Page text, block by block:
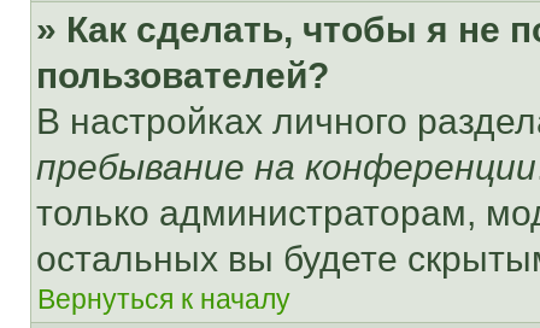
» Как сделать, чтобы я не
пользователей?
В настройках личного
пребывание на конференции
только администраторам,
остальных вы будете
Вернуться к началу